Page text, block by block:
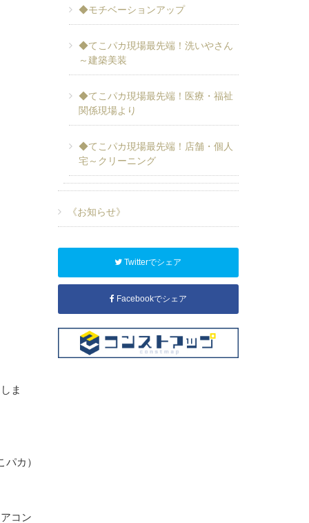
ま
パカ）
コン
◆モチベーションアップ
◆てこパカ現場最先端！洗いやさん
～建築美装
◆てこパカ現場最先端！医療・福祉
関係現場より
◆てこパカ現場最先端！店舗・個人
宅～クリーニング
《お知らせ》
Twitterでシェア
Facebookでシェア